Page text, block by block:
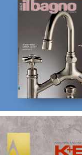
Designed by Davide